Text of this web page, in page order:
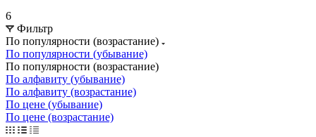
6
Фильтр
По популярности (возрастание)
По популярности (убывание)
По популярности (возрастание)
По алфавиту (убывание)
По алфавиту (возрастание)
По цене (убывание)
По цене (возрастание)